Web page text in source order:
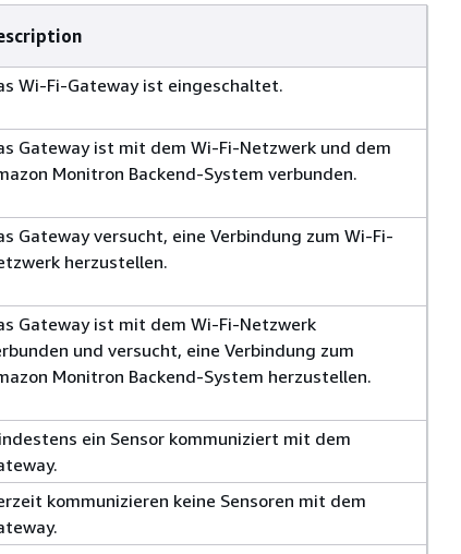
Wi-Fi-Gateway ist eingeschaltet.
Gateway ist mit dem Wi-Fi-Netzwerk und dem
Monitron Backend-System verbunden.
Gateway versucht, eine Verbindung zum Wi-Fi-
herzustellen.
Gateway ist mit dem Wi-Fi-Netzwerk
und versucht, eine Verbindung zum
Monitron Backend-System herzustellen.
ein Sensor kommuniziert mit dem
kommunizieren keine Sensoren mit dem